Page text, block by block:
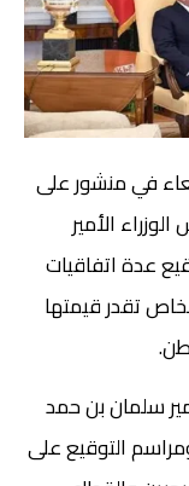
في منشور على
الأمير
عدة اتفاقيات
تقدر قيمتها
سلمان بن حمد
التوقيع على